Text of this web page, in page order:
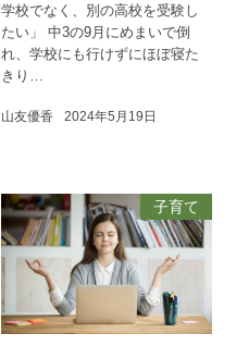
学校でなく、別の高校を受験し
たい」 中3の9月にめまいで倒
れ、学校にも行けずにほぼ寝た
きり…
山友優香 2024年5月19日
子育て